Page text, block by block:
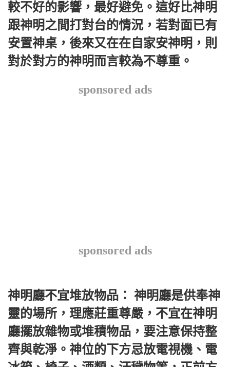
較不好的影響，最好避免。這好比神明
跟神明之間打對台的情況，若對面已有
安置神桌，後來又在在自家安神明，則
對於對方的神明而言較為不尊重。
sponsored ads
sponsored ads
神明廳不宜堆放物品： 神明廳是供奉神
靈的場所，理應莊重尊嚴，不宜在神明
廳擺放雜物或堆積物品，要注意保持整
齊與乾淨。神位的下方忌放電視機、電